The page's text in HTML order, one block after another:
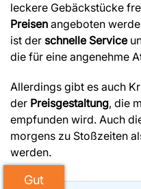
leckere Gebäckstücke
Preisen angeboten
ist der schnelle Service
die für eine angenehme
Allerdings gibt es auch
der Preisgestaltung, die
empfunden wird. Auch
morgens zu Stoßzeiten
werden.
Gut